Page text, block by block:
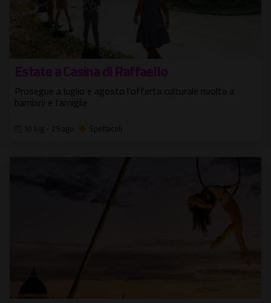
Estate a Casina di Raffaello
Prosegue a luglio e agosto l'offerta culturale rivolta a
bambini e famiglie
10 lug - 29 ago Spettacoli